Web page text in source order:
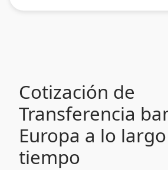
Cotización de
Transferencia
Europa a lo
tiempo